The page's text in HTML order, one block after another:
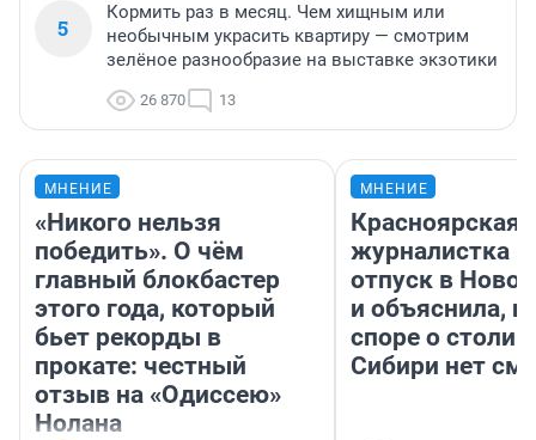
5
Кормить раз в месяц. Чем хищным или
необычным украсить квартиру — смотрим
зелёное разнообразие на выставке экзотики
26 870 13
МНЕНИЕ
«Никого нельзя
победить». О чём
главный блокбастер
этого года, который
бьет рекорды в
прокате: честный
отзыв на «Одиссею»
Нолана
МНЕНИЕ
Красноярская
журналистка
отпуск в
и объяснила,
споре о
Сибири нет